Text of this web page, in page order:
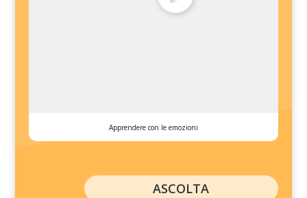
Apprendere con le emozioni
ASCOLTA